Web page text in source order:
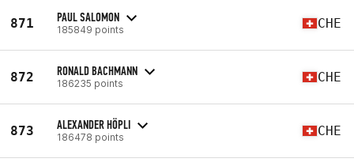
871 PAUL SALOMON
185849 points CHE
872 RONALD BACHMANN
186235 points CHE
873 ALEXANDER HÖPLI
186478 points CHE